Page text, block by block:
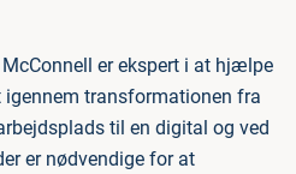
er ekspert i at hjælpe
transformationen fra
til en digital og ved
er nødvendige for at